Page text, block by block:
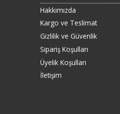
Hakkımızda
Kargo ve Teslimat
Gizlilik ve Güvenlik
Sipariş Koşulları
Üyelik Koşulları
İletişim